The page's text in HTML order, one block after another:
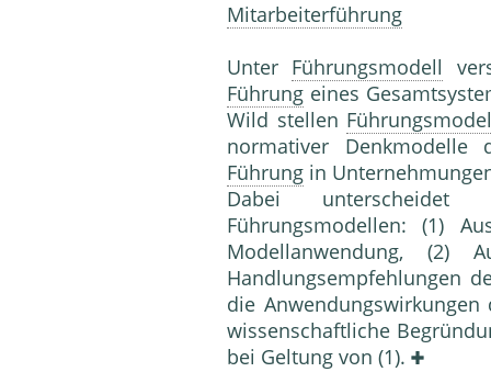
Mitarbeiterführung
Unter Führungsmodell
Führung eines
Wild stellen
normativer
Führung in
Dabei
Führungsmodellen: (1)
Modellanwendung, (2)
Handlungsemp­fehlungen
die
wissenschaftliche
bei Geltung von (1).